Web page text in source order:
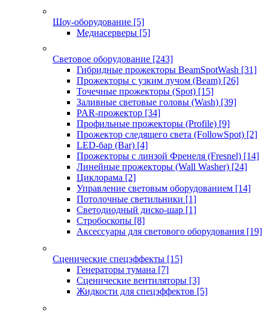
Шоу-оборудование [5]
Медиасерверы [5]
Световое оборудование [243]
Гибридные прожекторы BeamSpotWash [31]
Прожекторы с узким лучом (Beam) [26]
Точечные прожекторы (Spot) [15]
Заливные световые головы (Wash) [39]
PAR-прожектор [34]
Профильные прожекторы (Profile) [9]
Прожектор следящего света (FollowSpot) [2]
LED-бар (Bar) [4]
Прожекторы с линзой Френеля (Fresnel) [14]
Линейные прожекторы (Wall Washer) [24]
Циклорама [2]
Управление световым оборудованием [14]
Потолочные светильники [1]
Светодиодный диско-шар [1]
Стробоскопы [8]
Аксессуары для светового оборудования [19]
Сценические спецэффекты [15]
Генераторы тумана [7]
Сценические вентиляторы [3]
Жидкости для спецэффектов [5]